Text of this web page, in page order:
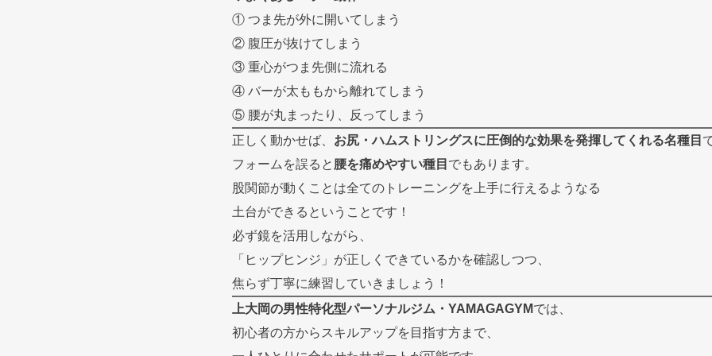
① つま先が外に開いてしまう
② 腹圧が抜けてしまう
③ 重心がつま先側に流れる
④ バーが太ももから離れてしまう
⑤ 腰が丸まったり、反ってしまう
正しく動かせば、 お尻・ハムストリングスに圧倒的な効果を発揮してくれる名種目
フォームを誤ると 腰を痛めやすい種目 でもあります。
股関節が動くことは全てのトレーニングを上手に行えるようなる
土台ができるということです！
必ず鏡を活用しながら、
「ヒップヒンジ」が正しくできているかを確認しつつ、
焦らず丁寧に練習していきましょう！
上大岡の男性特化型パーソナルジム・YAMAGAGYMでは、
初心者の方からスキルアップを目指す方まで、